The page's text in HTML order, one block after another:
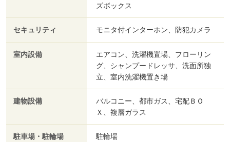
ズボックス
セキュリティ モニタ付インターホン、防犯カメラ
室内設備
エアコン、洗濯機置場、フローリン
グ、シャンプードレッサ、洗面所独
立、室内洗濯機置き場
建物設備
バルコニー、都市ガス、宅配ＢＯ
Ｘ、複層ガラス
駐車場・駐輪場 駐輪場